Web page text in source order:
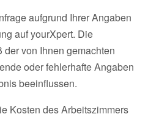
aufgrund Ihrer Angaben
auf yourXpert. Die
von Ihnen gemachten
oder fehlerhafte Angaben
beeinflussen.
Kosten des Arbeitszimmers